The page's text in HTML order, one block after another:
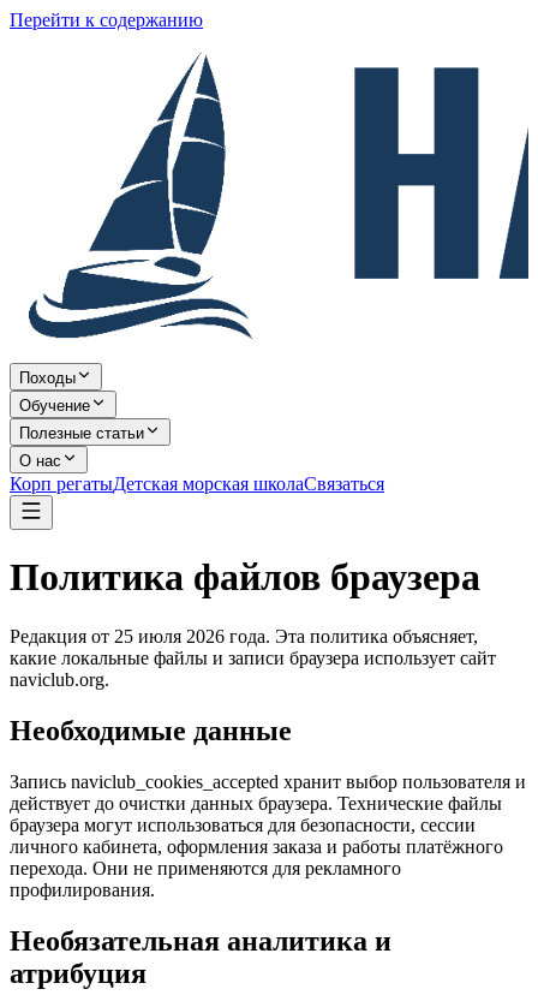
Перейти к содержанию
Походы
Обучение
Полезные статьи
О нас
Корп регатыДетская морская школаСвязаться
Политика файлов браузера
Редакция от 25 июля 2026 года. Эта политика объясняет,
какие локальные файлы и записи браузера использует сайт
naviclub.org.
Необходимые данные
Запись naviclub_cookies_accepted хранит выбор пользователя и
действует до очистки данных браузера. Технические файлы
браузера могут использоваться для безопасности, сессии
личного кабинета, оформления заказа и работы платёжного
перехода. Они не применяются для рекламного
профилирования.
Необязательная аналитика и
атрибуция